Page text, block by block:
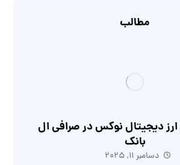
مطالب
دیجیتال نوکس در صرافی ال
بانک
دسامبر 11, 2025